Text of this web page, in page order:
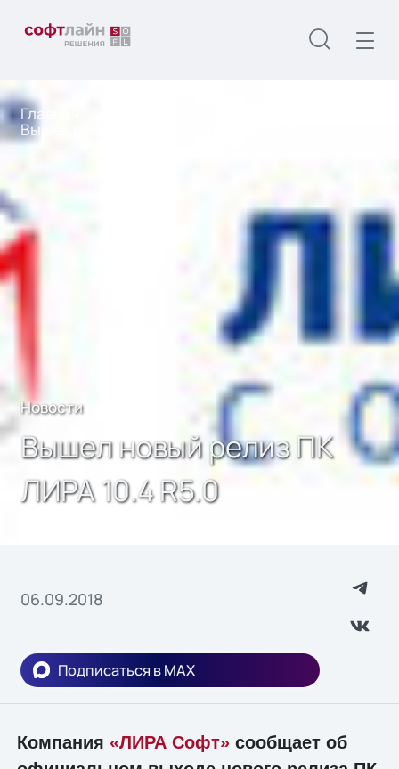
Главная
Вышел новый релиз ПК ЛИРА 10.4 R5.0
Новости
Вышел новый релиз ПК
ЛИРА 10.4 R5.0
06.09.2018
Подписаться в MAX
Компания «ЛИРА Софт»сообщает об